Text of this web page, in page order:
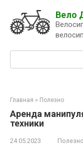
контенту
Вело
Главная » Полезно
Аренда
техники
24.05.2023 Полезно